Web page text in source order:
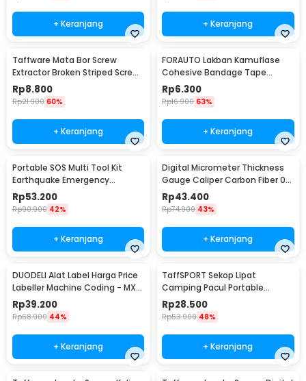
+ Keranjang + Keranjang
Taffware Mata Bor Screw
Extractor Broken Striped Screw
Remover 4 PCS - S2
Rp8.800
Rp21.900 60%
+ Keranjang
FORAUTO Lakban Kamuflase
Cohesive Bandage Tape
Hunting 4.5M 50mm - H10
Rp6.300
Rp16.900 63%
+ Keranjang
Portable SOS Multi Tool Kit
Earthquake Emergency
Outdoor Survival - JT21
Rp53.200
Rp90.900 42%
+ Keranjang
Digital Micrometer Thickness
Gauge Caliper Carbon Fiber 0-
12.7mm - TDT25
Rp43.400
Rp74.900 43%
+ Keranjang
DUODELI Alat Label Harga Price
Labeller Machine Coding - MX-
5500
Rp39.200
Rp68.900 44%
+ Keranjang
TaffSPORT Sekop Lipat
Camping Pacul Portable
Tactical Survival 40cm - 101
Rp28.500
Rp53.900 48%
+ Keranjang